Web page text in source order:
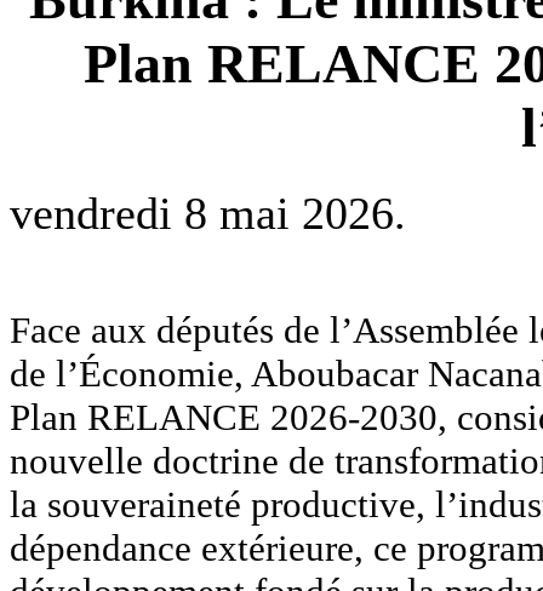
Plan RELANCE
vendredi 8 mai 2026.
Face aux députés de
de l’Économie, Aboubacar
Plan RELANCE 2026-2030,
nouvelle doctrine de
la souveraineté productive,
dépendance extérieure, ce